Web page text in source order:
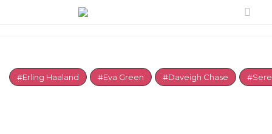
#Erling Haaland #Eva Green #Daveigh Chase